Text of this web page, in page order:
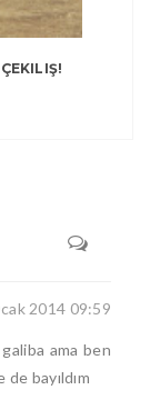
2014 09:59
ama ben
bayıldım